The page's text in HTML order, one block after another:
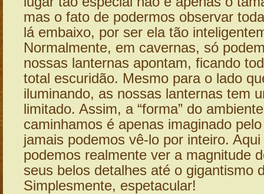
mas o fato de podermos observar
lá embaixo, por ser ela tão
Normalmente, em cavernas, só
nossas lanternas apontam, ficando
total escuridão. Mesmo para o lado
iluminando, as nossas lanternas tem
limitado. Assim, a “forma” do
caminhamos é apenas imaginado
jamais podemos vê-lo por inteiro.
podemos realmente ver a magnitude
seus belos detalhes até o gigantismo
Simplesmente, espetacular!